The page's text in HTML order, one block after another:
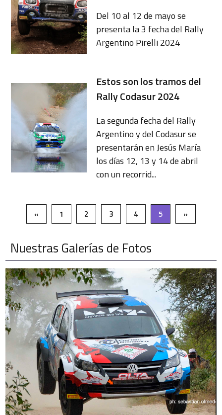
Del 10 al 12 de mayo se
presenta la 3 fecha del Rally
Argentino Pirelli 2024
Estos son los tramos del
Rally Codasur 2024
La segunda fecha del Rally
Argentino y del Codasur se
presentarán en Jesús María
los días 12, 13 y 14 de abril
con un recorrid...
« 1 2 3 4 5 »
Nuestras Galerías de Fotos